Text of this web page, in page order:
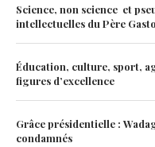
Science, non science et
intellectuelles du Père
Éducation, culture, sport,
figures d’excellence
Grâce présidentielle :
condamnés